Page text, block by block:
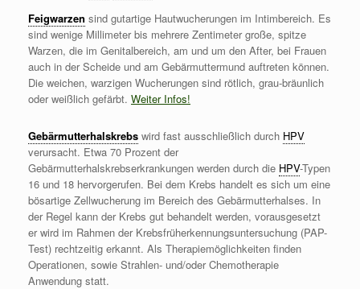
Feigwarzen sind gutartige Hautwucherungen im Intimbereich. Es
sind wenige Millimeter bis mehrere Zentimeter große, spitze
Warzen, die im Genitalbereich, am und um den After, bei Frauen
auch in der Scheide und am Gebärmuttermund auftreten können.
Die weichen, warzigen Wucherungen sind rötlich, grau-bräunlich
oder weißlich gefärbt. Weiter Infos!
Gebärmutterhalskrebs wird fast ausschließlich durch HPV
verursacht. Etwa 70 Prozent der
Gebärmutterhalskrebserkrankungen werden durch die HPV-Typen
16 und 18 hervorgerufen. Bei dem Krebs handelt es sich um eine
bösartige Zellwucherung im Bereich des Gebärmutterhalses. In
der Regel kann der Krebs gut behandelt werden, vorausgesetzt
er wird im Rahmen der Krebsfrüherkennungsuntersuchung (PAP-
Test) rechtzeitig erkannt. Als Therapiemöglichkeiten finden
Operationen, sowie Strahlen- und/oder Chemotherapie
Anwendung statt.